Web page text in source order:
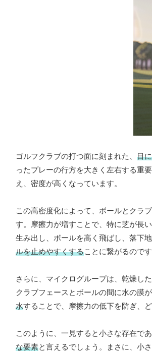
ゴルフクラブの打つ面に刻まれた、 目
ったプレーの行方を大きく左右する重
え、密度が高くなっています。
この高密度化によって、ボールとクラ
す。摩擦力が増すことで、特に芝が長
生み出し、ボールを高く飛ばし、落下
ルを止めやすくすることに繋がるのです
さらに、マイクログループは、乾燥し
クラブフェースとボールの間に水の膜
水することで、摩擦力の低下を防ぎ、
このように、一見すると小さな存在で
な要素と言えるでしょう。まさに、小